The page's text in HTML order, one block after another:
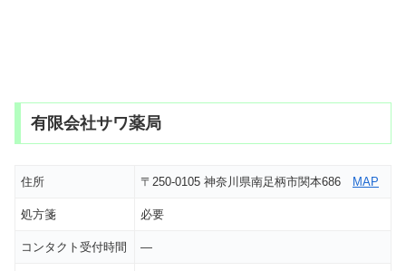
有限会社サワ薬局
住所 〒250-0105 神奈川県南足柄市関本686 MAP
処方箋 必要
コンタクト受付時間 ―